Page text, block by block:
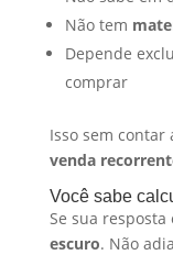
Não tem
Depende
comprar
Isso sem contar
venda
Você sabe
Se sua resposta
escuro. Não